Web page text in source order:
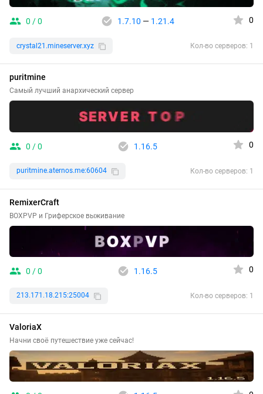
0 / 0 1.7.10 — 1.21.4 0
crystal21.mineserver.xyz Кол-во серверов: 1
puritmine
Самый лучший анархический сервер
0 / 0 1.16.5 0
puritmine.aternos.me:60604 Кол-во серверов: 1
RemixerCraft
BOXPVP и Гриферское выживание
0 / 0 1.16.5 0
213.171.18.215:25004 Кол-во серверов: 1
ValoriaX
Начни своё путешествие уже сейчас!